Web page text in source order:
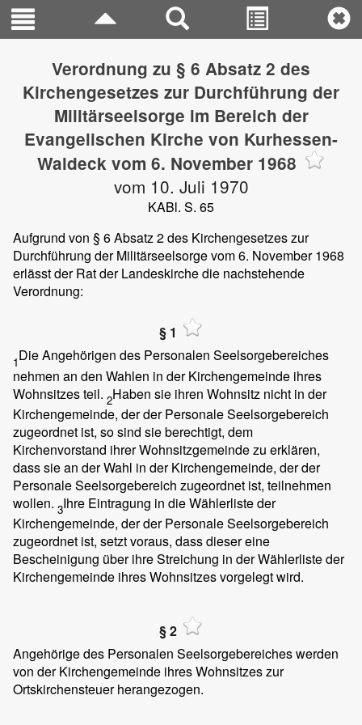
Verordnung zu § 6 Absatz 2 des
Kirchengesetzes zur Durchführung der
Militärseelsorge im Bereich der
Evangelischen Kirche von Kurhessen-
Waldeck vom 6. November 1968
vom 10. Juli 1970
KABl. S. 65
Aufgrund von § 6 Absatz 2 des Kirchengesetzes zur
Durchführung der Militärseelsorge vom 6. November 1968
erlässt der Rat der Landeskirche die nachstehende
Verordnung:
§ 1
1Die Angehörigen des Personalen Seelsorgebereiches
nehmen an den Wahlen in der Kirchengemeinde ihres
Wohnsitzes teil. 2Haben sie ihren Wohnsitz nicht in der
Kirchengemeinde, der der Personale Seelsorgebereich
zugeordnet ist, so sind sie berechtigt, dem
Kirchenvorstand ihrer Wohnsitzgemeinde zu erklären,
dass sie an der Wahl in der Kirchengemeinde, der der
Personale Seelsorgebereich zugeordnet ist, teilnehmen
wollen. 3Ihre Eintragung in die Wählerliste der
Kirchengemeinde, der der Personale Seelsorgebereich
zugeordnet ist, setzt voraus, dass dieser eine
Bescheinigung über ihre Streichung in der Wählerliste der
Kirchengemeinde ihres Wohnsitzes vorgelegt wird.
§ 2
Angehörige des Personalen Seelsorgebereiches werden
von der Kirchengemeinde ihres Wohnsitzes zur
Ortskirchensteuer herangezogen.